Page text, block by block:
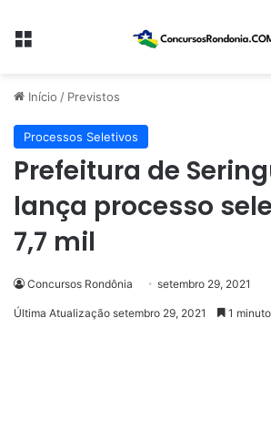
Menu
Início / Previstos
Processos Seletivos
Prefeitura de
lança processo
7,7 mil
Concursos Rondônia setembro 29, 2021
Última Atualização setembro 29, 2021 1